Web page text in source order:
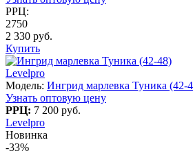
РРЦ:
2750
2 330 руб.
Купить
Levelpro
Модель: Ингрид марлевка Туника (42-
Узнать оптовую цену
РРЦ: 7 200 руб.
Levelpro
Новинка
-33%